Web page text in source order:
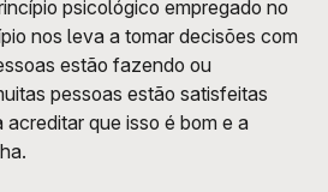
nos leva a tomar decisões com
estão fazendo ou
pessoas estão satisfeitas
que isso é bom e a